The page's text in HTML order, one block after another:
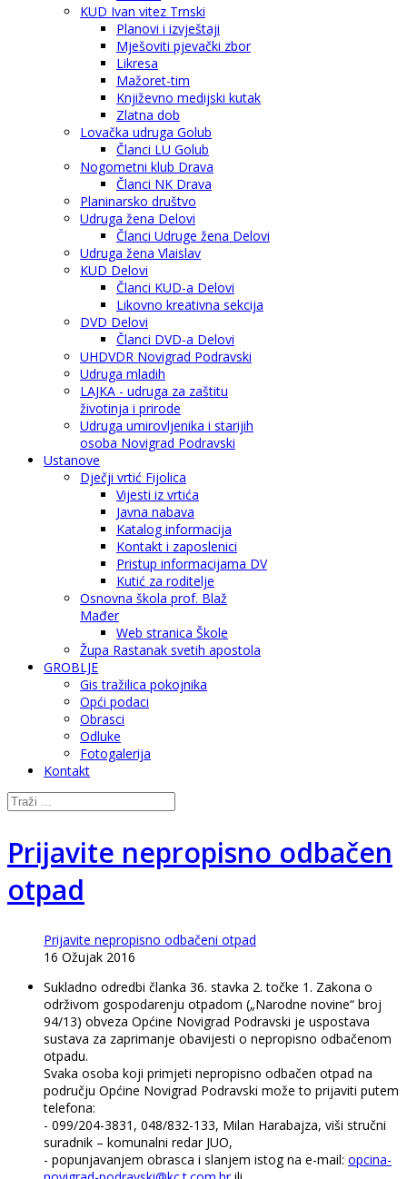
KUD Ivan vitez Trnski
Planovi i izvještaji
Mješoviti pjevački zbor
Likresa
Mažoret-tim
Književno medijski kutak
Zlatna dob
Lovačka udruga Golub
Članci LU Golub
Nogometni klub Drava
Članci NK Drava
Planinarsko društvo
Udruga žena Delovi
Članci Udruge žena Delovi
Udruga žena Vlaislav
KUD Delovi
Članci KUD-a Delovi
Likovno kreativna sekcija
DVD Delovi
Članci DVD-a Delovi
UHDVDR Novigrad Podravski
Udruga mladih
LAJKA - udruga za zaštitu
životinja i prirode
Udruga umirovljenika i starijih
osoba Novigrad Podravski
Ustanove
Dječji vrtić Fijolica
Vijesti iz vrtića
Javna nabava
Katalog informacija
Kontakt i zaposlenici
Pristup informacijama DV
Kutić za roditelje
Osnovna škola prof. Blaž
Mađer
Web stranica Škole
Župa Rastanak svetih apostola
GROBLJE
Gis tražilica pokojnika
Opći podaci
Obrasci
Odluke
Fotogalerija
Kontakt
Prijavite nepropisno odbačen
otpad
Prijavite nepropisno odbačeni otpad
16 Ožujak 2016
Sukladno odredbi članka 36. stavka 2. točke 1. Zakona o
održivom gospodarenju otpadom („Narodne novine“ broj
94/13) obveza Općine Novigrad Podravski je uspostava
sustava za zaprimanje obavijesti o nepropisno odbačenom
otpadu.
Svaka osoba koji primjeti nepropisno odbačen otpad na
području Općine Novigrad Podravski može to prijaviti putem
telefona:
- 099/204-3831, 048/832-133, Milan Harabajza, viši stručni
suradnik – komunalni redar JUO,
- popunjavanjem obrasca i slanjem istog na e-mail: opcina-